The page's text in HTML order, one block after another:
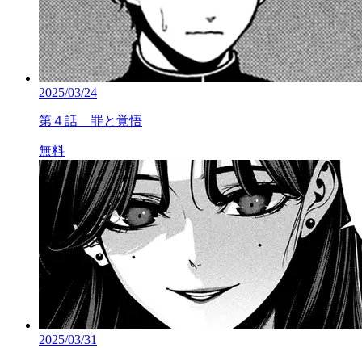
2025/03/24
第４話 罪と覚悟
無料
2025/03/31